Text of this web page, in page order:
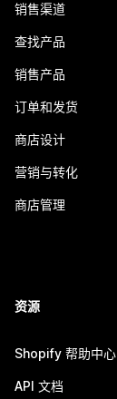
销售渠道
查找产品
销售产品
订单和发货
商店设计
营销与转化
商店管理
资源
Shopify 帮助中心
API 文档